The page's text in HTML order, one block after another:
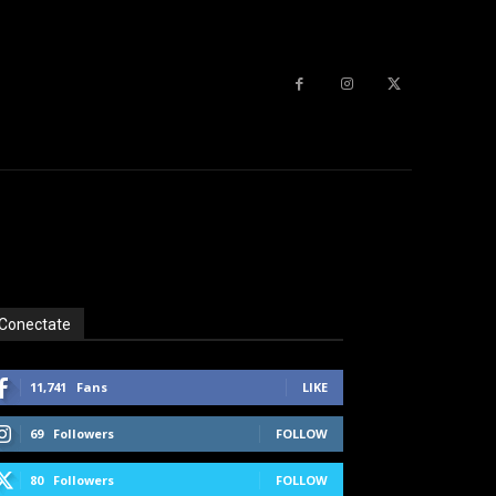
11,741 Fans LIKE
69 Followers FOLLOW
80 Followers FOLLOW